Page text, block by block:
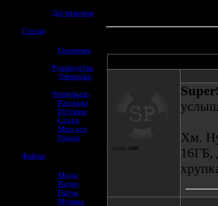
Достижения
Статьи
Основное
Руководства
Дневники
Чернобыль
Рассказы
Истории
Стихи
Мир игр
Разное
Файлы
Моды
Видео
Патчи
Музыка
Посты: 4390
Хм.
16ГБ,